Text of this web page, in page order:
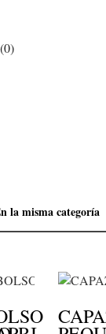
la misma categoría